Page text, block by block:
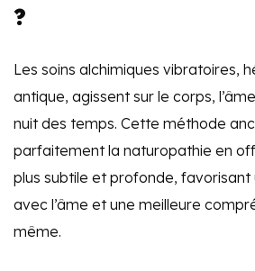
?
Les soins alchimiques vibratoires,
antique, agissent sur le corps,
nuit des temps. Cette méthode
parfaitement la naturopathie en
plus subtile et profonde, favorisant
avec l’âme et une meilleure
même.